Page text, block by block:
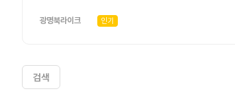
매주 목요일 저녁 8시30분 다함께 줌으로 만나서
광명북라이크 인기
검색